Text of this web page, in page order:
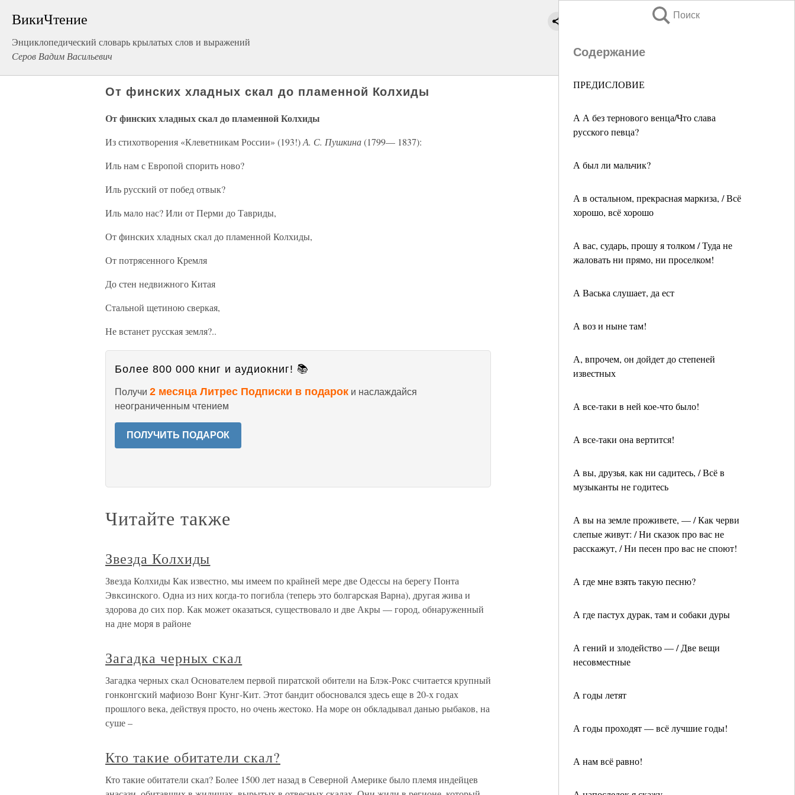
ВикиЧтение
Энциклопедический словарь крылатых слов и выражений
Серов Вадим Васильевич
Поиск
Содержание
ПРЕДИСЛОВИЕ
А А без тернового венца/Что слава
русского певца?
А был ли мальчик?
А в остальном, прекрасная маркиза, / Всё
хорошо, всё хорошо
А вас, сударь, прошу я толком / Туда не
жаловать ни прямо, ни проселком!
А Васька слушает, да ест
А воз и ныне там!
А, впрочем, он дойдет до степеней
известных
А все-таки в ней кое-что было!
А все-таки она вертится!
А вы, друзья, как ни садитесь, / Всё в
музыканты не годитесь
А вы на земле проживете, — / Как черви
слепые живут: / Ни сказок про вас не
расскажут, / Ни песен про вас не споют!
А где мне взять такую песню?
А где пастух дурак, там и собаки дуры
А гений и злодейство — / Две вещи
несовместные
А годы летят
А годы проходят — всё лучшие годы!
А нам всё равно!
От финских хладных скал до пламенной Колхиды
От финских хладных скал до пламенной Колхиды
Из стихотворения «Клеветникам России» (193!)А. С. Пушкина(1799— 1837):
Иль нам с Европой спорить ново?
Иль русский от побед отвык?
Иль мало нас? Или от Перми до Тавриды,
От финских хладных скал до пламенной Колхиды,
От потрясенного Кремля
До стен недвижного Китая
Стальной щетиною сверкая,
Не встанет русская земля?..
Более 800 000 книг и аудиокниг! 📚
Получи 2 месяца Литрес Подписки в подарок и наслаждайся
неограниченным чтением
ПОЛУЧИТЬ ПОДАРОК
Читайте также
Звезда Колхиды
Звезда Колхиды Как известно, мы имеем по крайней мере две Одессы на берегу Понта
Эвксинского. Одна из них когда-то погибла (теперь это болгарская Варна), другая жива и
здорова до сих пор. Как может оказаться, существовало и две Акры — город, обнаруженный
на дне моря в районе
Загадка черных скал
Загадка черных скал Основателем первой пиратской обители на Блэк-Рокс считается крупный
гонконгский мафиозо Вонг Кунг-Кит. Этот бандит обосновался здесь еще в 20-х годах
прошлого века, действуя просто, но очень жестоко. На море он обкладывал данью рыбаков, на
суше –
Кто такие обитатели скал?
Кто такие обитатели скал? Более 1500 лет назад в Северной Америке было племя индейцев